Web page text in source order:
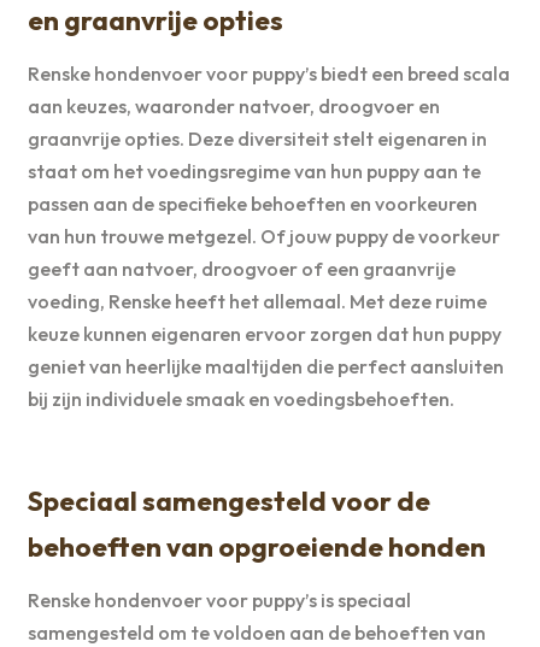
en graanvrije opties
Renske hondenvoer voor puppy’s biedt een breed scala
aan keuzes, waaronder natvoer, droogvoer en
graanvrije opties. Deze diversiteit stelt eigenaren in
staat om het voedingsregime van hun puppy aan te
passen aan de specifieke behoeften en voorkeuren
van hun trouwe metgezel. Of jouw puppy de voorkeur
geeft aan natvoer, droogvoer of een graanvrije
voeding, Renske heeft het allemaal. Met deze ruime
keuze kunnen eigenaren ervoor zorgen dat hun puppy
geniet van heerlijke maaltijden die perfect aansluiten
bij zijn individuele smaak en voedingsbehoeften.
Speciaal samengesteld voor de
behoeften van opgroeiende honden
Renske hondenvoer voor puppy’s is speciaal
samengesteld om te voldoen aan de behoeften van